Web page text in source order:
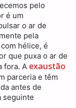
pelo
é um
o ar de
pela
hélice, é
que puxa o ar de
fora. A exaustão
parceria e têm
antes de
seguinte